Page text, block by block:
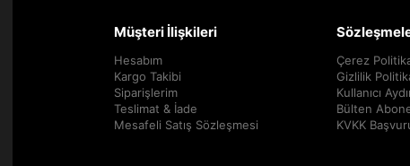
Müşteri İlişkileri
Hesabım
Kargo Takibi
Siparişlerim
Teslimat & İade
Mesafeli Satış Sözleşmesi
Çerez
Gizlilik
Kullanıcı
Bülten
KVKK